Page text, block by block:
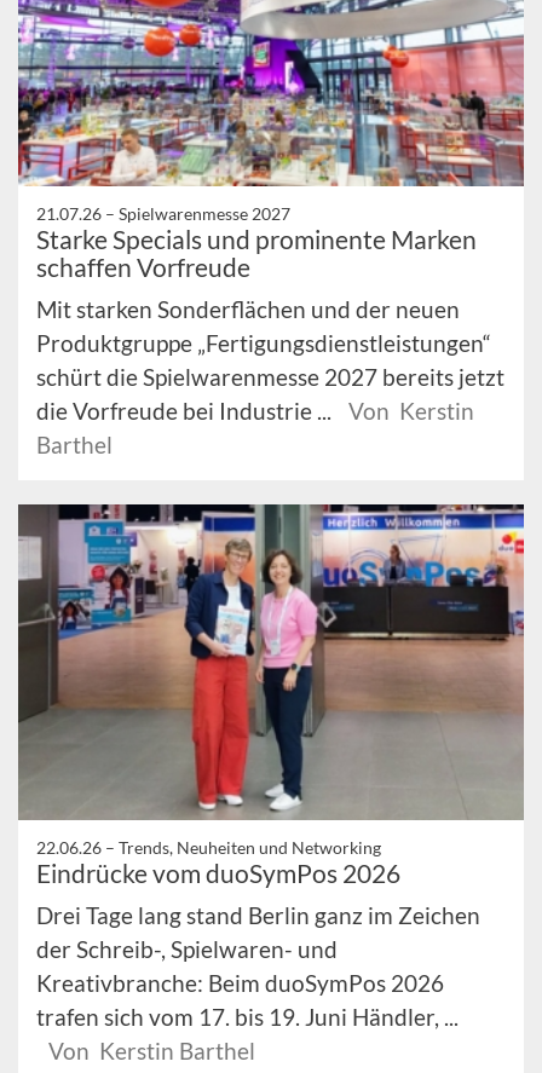
21.07.26 – Spielwarenmesse 2027
Starke Specials und prominente Marken
schaffen Vorfreude
Mit starken Sonderflächen und der neuen
Produktgruppe „Fertigungsdienstleistungen“
schürt die Spielwarenmesse 2027 bereits jetzt
die Vorfreude bei Industrie ...
Von Kerstin
Barthel
22.06.26 – Trends, Neuheiten und Networking
Eindrücke vom duoSymPos 2026
Drei Tage lang stand Berlin ganz im Zeichen
der Schreib-, Spielwaren- und
Kreativbranche: Beim duoSymPos 2026
trafen sich vom 17. bis 19. Juni Händler, ...
Von Kerstin Barthel